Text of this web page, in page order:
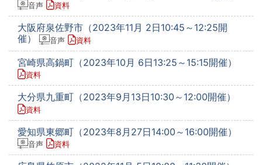
音声 資料
大阪府泉佐野市（2023年11月 2日10:45～12:25開
催）
音声 資料
宮崎県高鍋町（2023年10月 6日13:25～15:15開催）
資料
大分県九重町（2023年9月13日10:30～12:00開催）
資料
愛知県東郷町（2023年8月27日14:00～16:00開催）
音声 資料